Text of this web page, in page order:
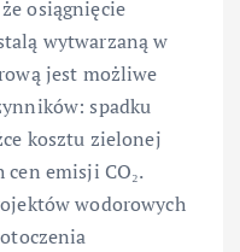
osiągnięcie
wytwarzaną w
jest możliwe
spadku
kosztu zielonej
emisji CO₂.
wodorowych